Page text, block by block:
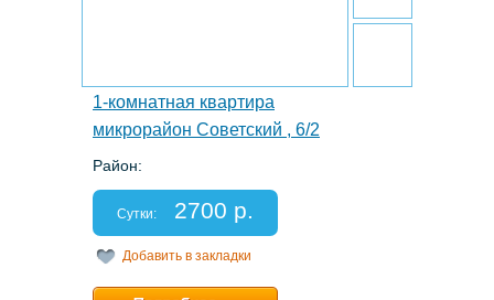
1-комнатная квартира
микрорайон Советский , 6/2
Район:
Спальных мест: 2+1
Отчетные документы: есть
Сутки: 2700 р.
Добавить в закладки
Минимальный срок:1 суток